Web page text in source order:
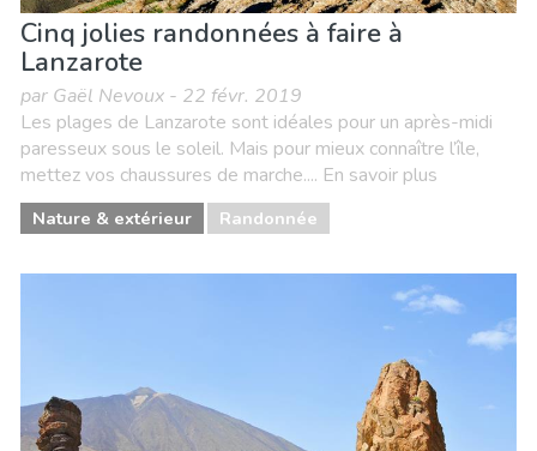
Cinq jolies randonnées à faire à
Lanzarote
par Gaël Nevoux - 22 févr. 2019
Les plages de Lanzarote sont idéales pour un après-midi
paresseux sous le soleil. Mais pour mieux connaître l’île,
mettez vos chaussures de marche.... En savoir plus
Nature & extérieur Randonnée